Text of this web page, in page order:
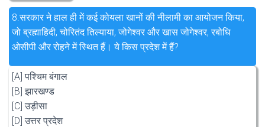
8.सरकार ने हाल ही में कई कोयला खानों की नीलामी का आयोजन किया,
जो ब्रह्माहिदी, चोरितंद तिल्याया, जोगेश्वर और खास जोगेश्वर, रबोधि
ओसीपी और रोहने में स्थित हैं। ये किस प्रदेश में हैं?
[A] पश्चिम बंगाल
[B] झारखण्ड
[C] उड़ीसा
[D] उत्तर प्रदेश